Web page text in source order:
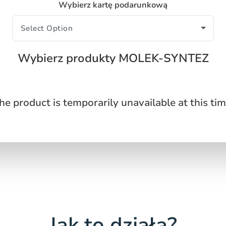
Wybierz kartę podarunkową
Wybierz produkty MOLEK-SYNTEZ
product is temporarily unavailable at this